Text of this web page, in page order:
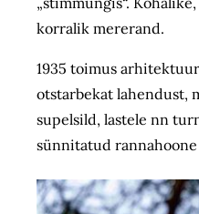
korralik mererand.
1935 toimus
otstarbekat lahendust,
supelsild, lastele nn
sünnitatud rannahoone